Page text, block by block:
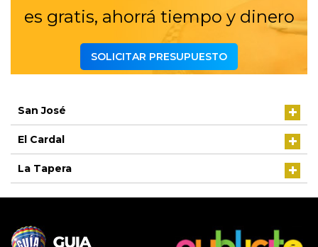
es gratis, ahorrá tiempo y dinero
SOLICITAR PRESUPUESTO
San José
El Cardal
La Tapera